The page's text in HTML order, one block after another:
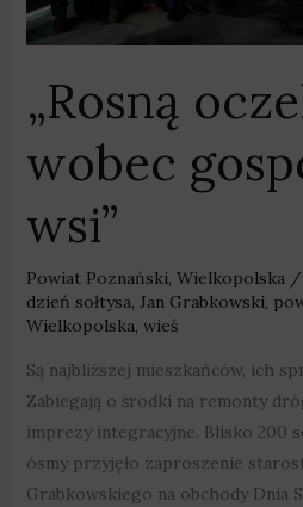
„Rosną
wobec
wsi”
Powiat Poznański, Wielkopolska/
dzień sołtysa, Jan Grabkowski,
Wielkopolska, wieś
Są najbliższej mieszkańców, ich
Zabiegają o środki na remonty
imprezy integracyjne. Blisko 200
ósmy przyjęło zaproszenie
Grabkowskiego na obchody Dnia